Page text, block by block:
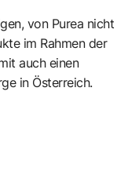
von Purea nicht
im Rahmen der
auch einen
in Österreich.